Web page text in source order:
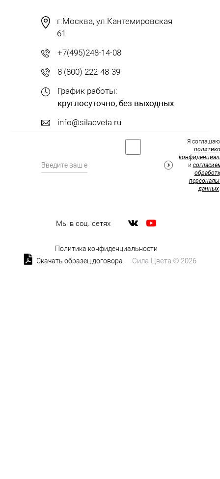
г.Москва, ул.Кантемировская
61
+7(495)248-14-08
8 (800) 222-48-39
График работы:
круглосуточно, без выходных
info@silacveta.ru
Мы в соц. сетях
Я
и
данных
Политика конфиденциальности
Скачать образец договора
Сила Цвета © 2026